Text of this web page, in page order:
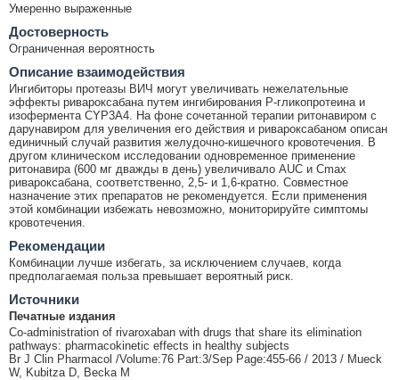
Умеренно выраженные
Достоверность
Ограниченная вероятность
Описание взаимодействия
Ингибиторы протеазы ВИЧ могут увеличивать нежелательные
эффекты ривароксабана путем ингибирования Р-гликопротеина и
изофермента CYP3A4. На фоне сочетанной терапии ритонавиром с
дарунавиром для увеличения его действия и ривароксабаном описан
единичный случай развития желудочно-кишечного кровотечения. В
другом клиническом исследовании одновременное применение
ритонавира (600 мг дважды в день) увеличивало AUC и Cmax
ривароксабана, соответственно, 2,5- и 1,6-кратно. Совместное
назначение этих препаратов не рекомендуется. Если применения
этой комбинации избежать невозможно, мониторируйте симптомы
кровотечения.
Рекомендации
Комбинации лучше избегать, за исключением случаев, когда
предполагаемая польза превышает вероятный риск.
Источники
Печатные издания
Co-administration of rivaroxaban with drugs that share its elimination
pathways: pharmacokinetic effects in healthy subjects
Br J Clin Pharmacol /Volume:76 Part:3/Sep Page:455-66 / 2013 / Mueck
W, Kubitza D, Becka M